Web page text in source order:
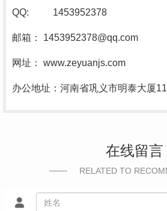
QQ: 1453952378
邮箱： 1453952378@qq.com
网址： www.zeyuanjs.com
办公地址：河南省巩义市明泰大厦
在线留言
RELATED TO